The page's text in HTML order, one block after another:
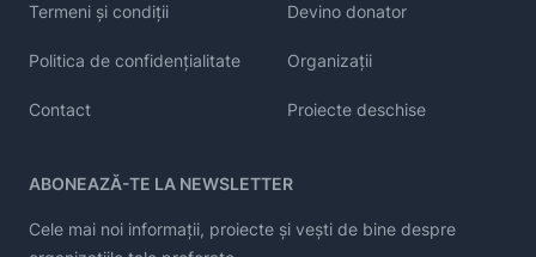
Termeni și condiții
Politica de confidențialitate
Contact
Devino donator
Organizații
Proiecte deschise
ABONEAZĂ-TE LA NEWSLETTER
Cele mai noi informații, proiecte și vești de bine despre